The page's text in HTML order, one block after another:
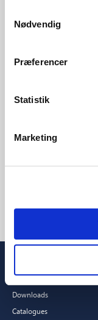
Nødvendig
Præferencer
Statistik
Marketing
Bulb base
Dimmable?
IP44
Material
Professionals
Downloads
Catalogues